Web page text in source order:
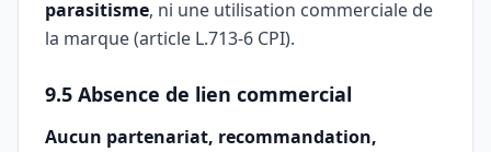
parasitisme, ni une utilisation commerciale de
la marque (article L.713-6 CPI).
9.5 Absence de lien commercial
Aucun partenariat, recommandation,